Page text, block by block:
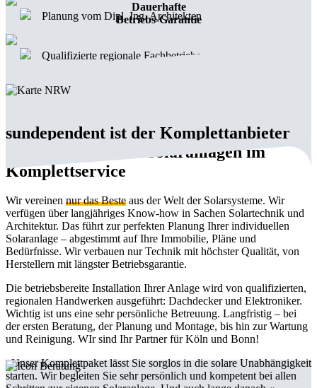
Dauerhafte
Betriebs-Garantie
Planung vom Dipl. Ing. Architekten
Qualifizierte regionale Fachbetriebe
sundependent ist der Komplettanbieter
für fortschrittliche Solaranlagen im
Komplettservice
Wir vereinen nur das Beste aus der Welt der Solarsysteme. Wir
verfügen über langjähriges Know-how in Sachen Solartechnik und
Architektur. Das führt zur perfekten Planung Ihrer individuellen
Solaranlage – abgestimmt auf Ihre Immobilie, Pläne und
Bedürfnisse. Wir verbauen nur Technik mit höchster Qualität, von
Herstellern mit längster Betriebsgarantie.
Die betriebsbereite Installation Ihrer Anlage wird von qualifizierten,
regionalen Handwerken ausgeführt: Dachdecker und Elektroniker.
Wichtig ist uns eine sehr persönliche Betreuung. Langfristig – bei
der ersten Beratung, der Planung und Montage, bis hin zur Wartung
und Reinigung. WIr sind Ihr Partner für Köln und Bonn!
»Unser Komplettpaket lässt Sie sorglos in die solare Unabhängigkeit
starten. Wir begleiten Sie sehr persönlich und kompetent bei allen